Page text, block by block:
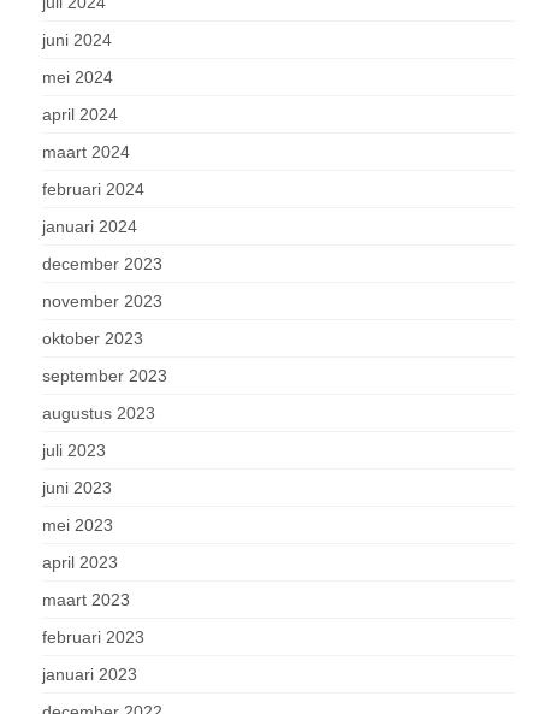
juni 2024
mei 2024
april 2024
maart 2024
februari 2024
januari 2024
december 2023
november 2023
oktober 2023
september 2023
augustus 2023
juli 2023
juni 2023
mei 2023
april 2023
maart 2023
februari 2023
januari 2023